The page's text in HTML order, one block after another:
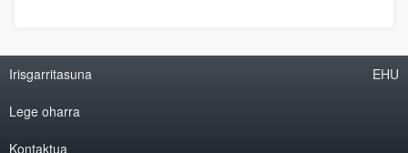
Irisgarritasuna
Lege oharra
Kontaktua
EHU